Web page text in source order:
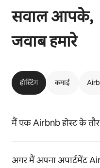
सवाल आपके,
जवाब हमारे
होस्टिंग कमाई
मैं एक Airbnb होस्ट के
अगर मैं अपना अपार्टमेंट